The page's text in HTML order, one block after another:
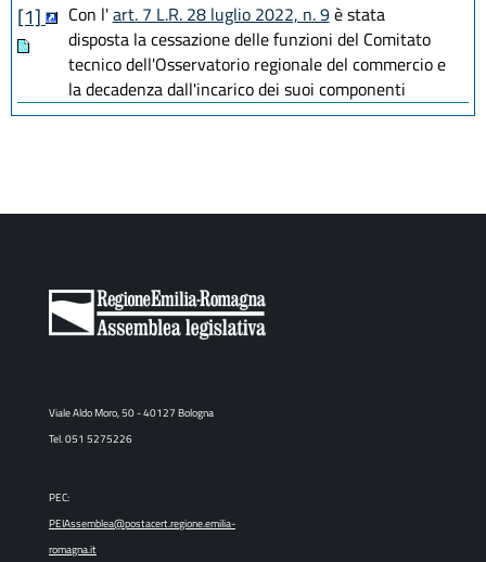
[1]
Con l'art. 7 L.R. 28 luglio 2022, n. 9è stata
disposta la cessazione delle funzioni del Comitato
tecnico dell'Osservatorio regionale del commercio e
la decadenza dall'incarico dei suoi componenti
Viale Aldo Moro, 50 - 40127 Bologna
Tel. 051 5275226
PEC:
PEIAssemblea@postacert.regione.emilia-
romagna.it